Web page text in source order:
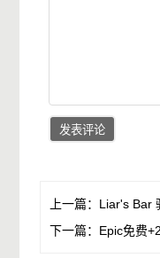
上一篇： Liar's Bar
下一篇： Epic免费